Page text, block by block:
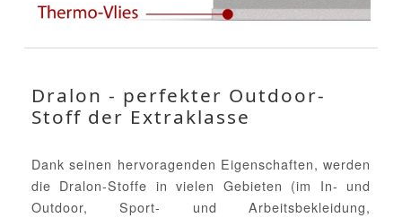
Dralon - perfekter Outdoor-
Stoff der Extraklasse
Dank seinen hervoragenden Eigenschaften, werden
die Dralon-Stoffe in vielen Gebieten (im In- und
Outdoor, Sport- und Arbeitsbekleidung,